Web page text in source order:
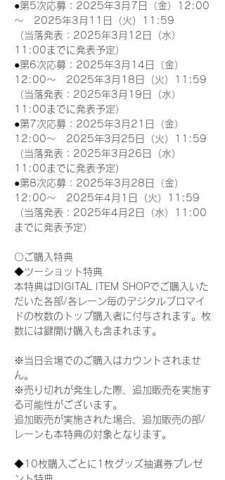
●第5次応募：2025年3月7日（金）12:00
～　2025年3月11日（火）11:59
（当落発表：2025年3月12日（水）
11:00までに発表予定）
●第6次応募：2025年3月14日（金）
12:00～　2025年3月18日（火）11:59
（当落発表：2025年3月19日（水）
11:00までに発表予定）
●第7次応募：2025年3月21日（金）
12:00～　2025年3月25日（火）11:59
（当落発表：2025年3月26日（水）
11:00までに発表予定）
●第8次応募：2025年3月28日（金）
12:00～　2025年4月1日（火）11:59
（当落発表：2025年4月2日（水）11:00
までに発表予定）
〇ご購入特典
◆ツーショット特典
本特典はDIGITAL ITEM SHOPでご購入いた
だいた各部/各レーン毎のデジタルブロマイ
ドの枚数のトップ購入者に付与されます。枚
数には鍵開け購入も含まれます。
※当日会場でのご購入はカウントされませ
ん。
※売り切れが発生した際、追加販売を実施す
る可能性がございます。
追加販売が実施された場合、追加販売の部/
レーンも本特典の対象となります。
◆10枚購入ごとに1枚グッズ抽選券プレゼ